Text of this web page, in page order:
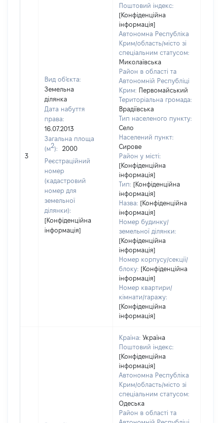
3
Вид об'єкта:
Земельна
ділянка
Дата набуття
права:
16.07.2013
Загальна площа
(м2):
2000
Реєстраційний
номер
(кадастровий
номер для
земельної
ділянки):
[Конфіденційна
інформація]
Поштовий індекс:
[Конфіденційна
інформація]
Автономна Республіка
Крим/область/місто зі
спеціальним статусом:
Миколаївська
Район в області та
Автономній Республіці
Крим: Первомайський
Територіальна громада:
Врадіївська
Тип населеного пункту:
Село
Населений пункт:
Сирове
Район у місті:
[Конфіденційна
інформація]
Тип: [Конфіденційна
інформація]
Назва: [Конфіденційна
інформація]
Номер будинку/
земельної ділянки:
[Конфіденційна
інформація]
Номер корпусу/секції/
блоку: [Конфіденційна
інформація]
Номер квартири/
кімнати/гаражу:
[Конфіденційна
інформація]
Країна: Україна
Поштовий індекс:
[Конфіденційна
інформація]
Автономна Республіка
Крим/область/місто зі
спеціальним статусом:
Одеська
Район в області та